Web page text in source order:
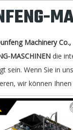
Machinery
MASCHINEN die
sein. Wenn Sie in
wir können